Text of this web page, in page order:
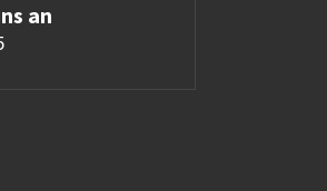
an